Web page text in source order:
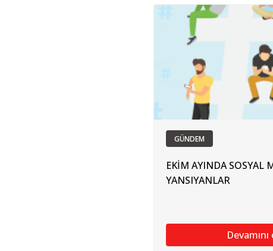
GÜNDEM
EKİM AYINDA SOSYAL
YANSIYANLAR